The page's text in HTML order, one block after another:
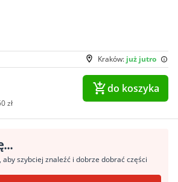
Kraków: już jutro
zł
do koszyka
aby szybciej znaleźć i dobrze dobrać części